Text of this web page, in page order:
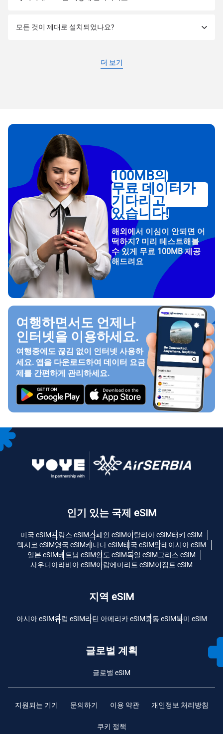
모든 것이 제대로 설치되었나요?
더 보기
100MB의
무료 데이터가
기다리고
있습니다!
해외에서 이심이 안되면 어
떡하지? 미리 테스트해볼
수 있게 무료 100MB 제공
해드려요
여행하면서도 언제나
인터넷을 이용하세요.
여행중에도 끊김 없이 인터넷 사용하
세요. 앱을 다운로드하여 데이터 요금
제를 간편하게 관리하세요.
인기 있는 국제 eSIM
미국 eSIM프랑스 eSIM스페인 eSIM이탈리아 eSIM터키 eSIM
멕시코 eSIM영국 eSIM캐나다 eSIM태국 eSIM말레이시아 eSIM
일본 eSIM베트남 eSIM인도 eSIM독일 eSIM그리스 eSIM
사우디아라비아 eSIM아랍에미리트 eSIM이집트 eSIM
지역 eSIM
아시아 eSIM유럽 ​​eSIM라틴 아메리카 eSIM중동 eSIM북미 eSIM
글로벌 계획
글로벌 eSIM
지원되는 기기 문의하기 이용 약관 개인정보 처리방침
쿠키 정책